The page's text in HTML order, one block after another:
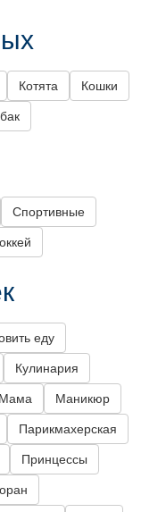
Котята Кошки
Спортивные
еду
Кулинария
Мама Маникюр
Парикмахерская
Принцессы